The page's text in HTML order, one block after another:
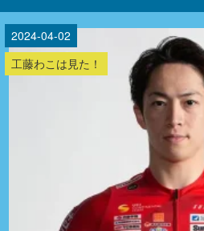
2024-04-02
工藤わこは見た！